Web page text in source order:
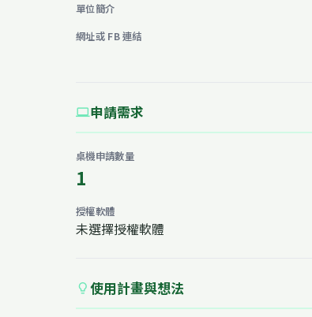
單位簡介
網址或 FB 連結
computer申請需求
桌機申請數量
1
授權軟體
未選擇授權軟體
lightbulb 使用計畫與想法